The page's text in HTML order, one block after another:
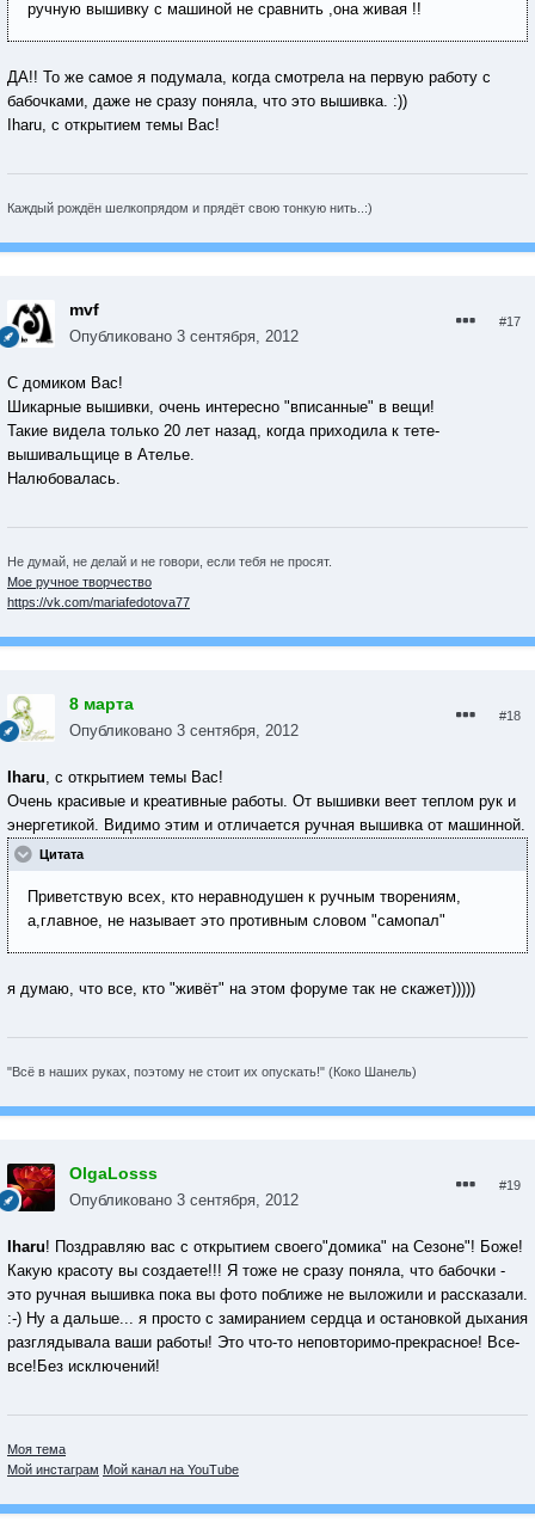
ручную вышивку с машиной не сравнить ,она живая !!
ДА!! То же самое я подумала, когда смотрела на первую работу с
бабочками, даже не сразу поняла, что это вышивка. :))
Iharu, с открытием темы Вас!
Каждый рождён шелкопрядом и прядёт свою тонкую нить..:)
mvf
Опубликовано 3 сентября, 2012
#17
С домиком Вас!
Шикарные вышивки, очень интересно "вписанные" в вещи!
Такие видела только 20 лет назад, когда приходила к тете-
вышивальщице в Ателье.
Налюбовалась.
Не думай, не делай и не говори, если тебя не просят.
Мое ручное творчество
https://vk.com/mariafedotova77
8 марта
Опубликовано 3 сентября, 2012
#18
Iharu, с открытием темы Вас!
Очень красивые и креативные работы. От вышивки веет теплом рук и
энергетикой. Видимо этим и отличается ручная вышивка от машинной.
Цитата
Приветствую всех, кто неравнодушен к ручным творениям,
а,главное, не называет это противным словом "самопал"
я думаю, что все, кто "живёт" на этом форуме так не скажет)))))
"Всё в наших руках, поэтому не стоит их опускать!" (Коко Шанель)
OlgaLosss
Опубликовано 3 сентября, 2012
#19
Iharu! Поздравляю вас с открытием своего"домика" на Сезоне"! Боже!
Какую красоту вы создаете!!! Я тоже не сразу поняла, что бабочки -
это ручная вышивка пока вы фото поближе не выложили и рассказали.
:-) Ну а дальше... я просто с замиранием сердца и остановкой дыхания
разглядывала ваши работы! Это что-то неповторимо-прекрасное! Все-
все!Без исключений!
Моя тема
Мой инстаграм Мой канал на YouTube